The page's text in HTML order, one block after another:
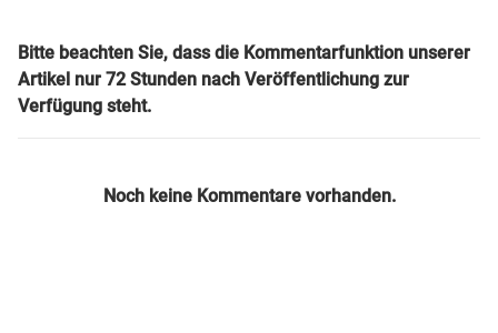
Bitte beachten Sie, dass die Kommentarfunktion unserer
Artikel nur 72 Stunden nach Veröffentlichung zur
Verfügung steht.
Noch keine Kommentare vorhanden.